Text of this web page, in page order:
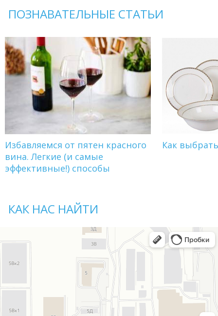
ПОЗНАВАТЕЛЬНЫЕ СТАТЬИ
Избавляемся от пятен красного
вина. Легкие (и самые
эффективные!) способы
Как
КАК НАС НАЙТИ